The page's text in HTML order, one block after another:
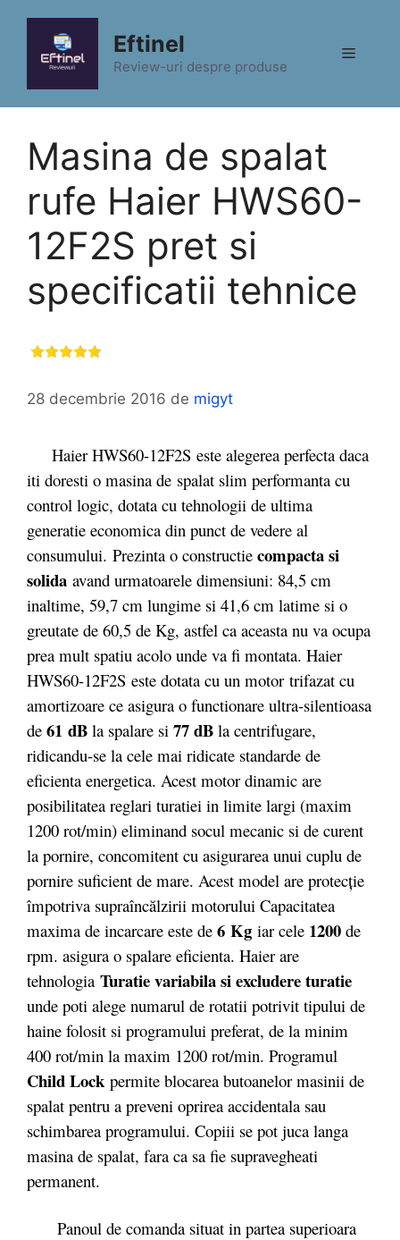
conținut
Eftinel
Review-uri despre produse
Meniu
Masina de spalat
rufe Haier HWS60-
12F2S pret si
specificatii tehnice
28 decembrie 2016 de migyt
Haier HWS60-12F2S este alegerea perfecta daca
iti doresti o masina de spalat slim performanta cu
control logic, dotata cu tehnologii de ultima
generatie economica din punct de vedere al
consumului. Prezinta o constructie compacta si
solida avand urmatoarele dimensiuni: 84,5 cm
inaltime, 59,7 cm lungime si 41,6 cm latime si o
greutate de 60,5 de Kg, astfel ca aceasta nu va ocupa
prea mult spatiu acolo unde va fi montata. Haier
HWS60-12F2S este dotata cu un motor trifazat cu
amortizoare ce asigura o functionare ultra-silentioasa
de 61 dB la spalare si 77 dB la centrifugare,
ridicandu-se la cele mai ridicate standarde de
eficienta energetica. Acest motor dinamic are
posibilitatea reglari turatiei in limite largi (maxim
1200 rot/min) eliminand socul mecanic si de curent
la pornire, concomitent cu asigurarea unui cuplu de
pornire suficient de mare. Acest model are protecție
împotriva supraîncălzirii motorului Capacitatea
maxima de incarcare este de 6 Kg iar cele 1200 de
rpm. asigura o spalare eficienta. Haier are
tehnologia Turatie variabila si excludere turatie
unde poti alege numarul de rotatii potrivit tipului de
haine folosit si programului preferat, de la minim
400 rot/min la maxim 1200 rot/min. Programul
Child Lock permite blocarea butoanelor masinii de
spalat pentru a preveni oprirea accidentala sau
schimbarea programului. Copiii se pot juca langa
masina de spalat, fara ca sa fie supravegheati
permanent.
Panoul de comanda situat in partea superioara